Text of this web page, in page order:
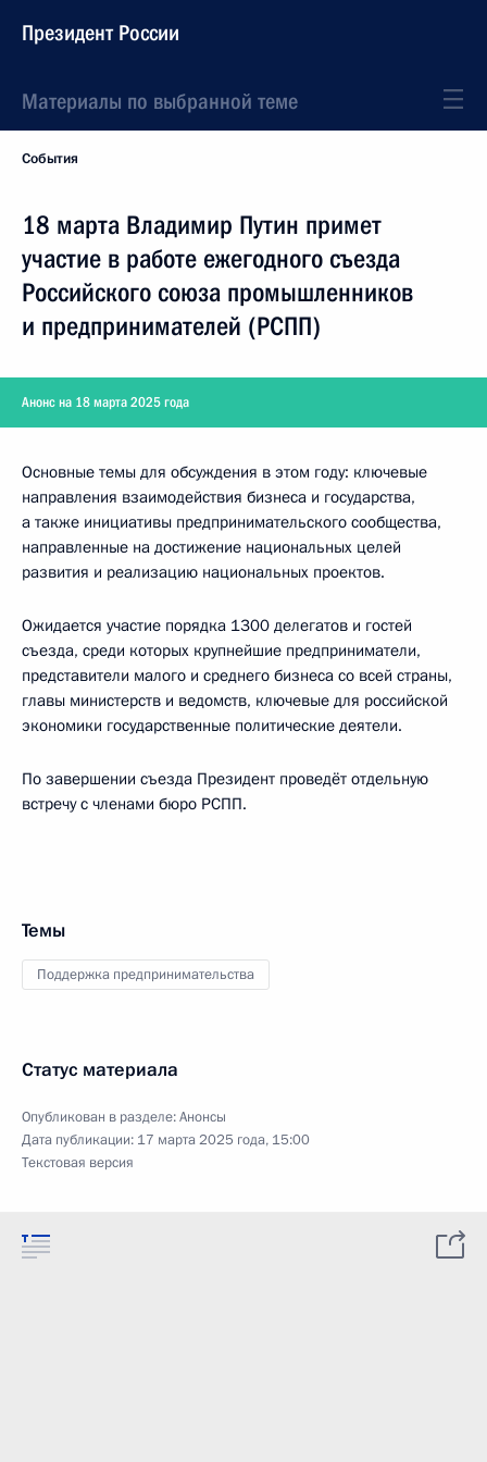
Президент России
Материалы по выбранной теме
События
18 марта Владимир Путин примет
участие в работе ежегодного съезда
Российского союза промышленников
и предпринимателей (РСПП)
Анонс на 18 марта 2025 года
Основные темы для обсуждения в этом году: ключевые
направления взаимодействия бизнеса и государства,
а также инициативы предпринимательского сообщества,
направленные на достижение национальных целей
развития и реализацию национальных проектов.
Ожидается участие порядка 1300 делегатов и гостей
съезда, среди которых крупнейшие предприниматели,
представители малого и среднего бизнеса со всей страны,
главы министерств и ведомств, ключевые для российской
экономики государственные политические деятели.
По завершении съезда Президент проведёт отдельную
встречу с членами бюро РСПП.
Темы
Поддержка предпринимательства
Статус материала
Опубликован в разделе:Анонсы
Дата публикации: 17 марта 2025 года, 15:00
Текстовая версия